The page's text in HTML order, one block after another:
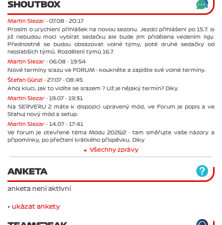
SHOUTBOX
Martin Slezar - 07.08 - 20:17
Prosím o urychlení přihlášek na novou sezonu. Jezdci přihlášení po 15.7. si
již nebudou moci vybírat sedačku ale bude jim přidělena vedením ligy.
Přednostně se budou obsazovat volné týmy, poté druhé sedačky od
nejslabších týmů. Rozdělení týmů 16.7.
Martin Slezar - 06.08 - 19:54
Nové termíny srazu ve FORUM - koukněte a zapište své volné termíny.
Štefan Günzl - 27.07 - 08:45
Ahoj kluci, jak to vidíte se srazem ? Už je nějaký termín? Díky
Martin Slezar - 19.07 - 19:31
Na SERVERU 2 máte k dispozici upravený mód, ve Forum je popis a ve
Stahuj nový mód a setup.
Martin Slezar - 14.07 - 17:41
Ve forum je otevřené téma Módu 2026/2 - tam směřujte vaše názory a
připomínky, po přečtení krátkého příspěvku. Díky
Všechny zprávy
ANKETA
anketa není aktivní
• ukázat ankety